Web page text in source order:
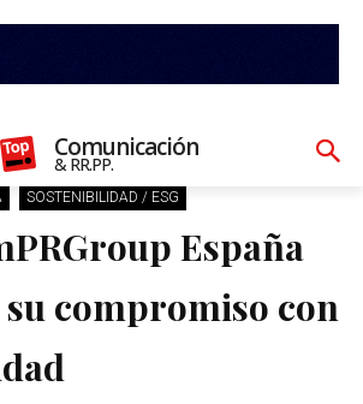
Comunicación
& RR.PP.
SOSTENIBILIDAD / ESG
España
compromiso con